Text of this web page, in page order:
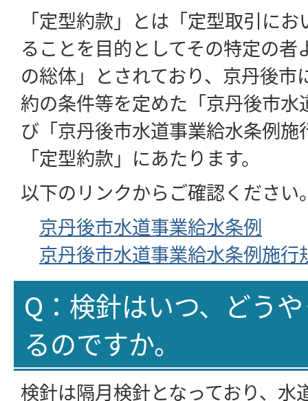
「定型約款」とは「定型取引に
ることを目的としてその特定の者
の総体」とされており、京丹後市
約の条件等を定めた「京丹後市
び「京丹後市水道事業給水条例施
「定型約款」にあたります。
以下のリンクからご確認ください
京丹後市水道事業給水条例
京丹後市水道事業給水条例施行
Q：検針はいつ、どう
るのですか。
検針は隔月検針となっており、水